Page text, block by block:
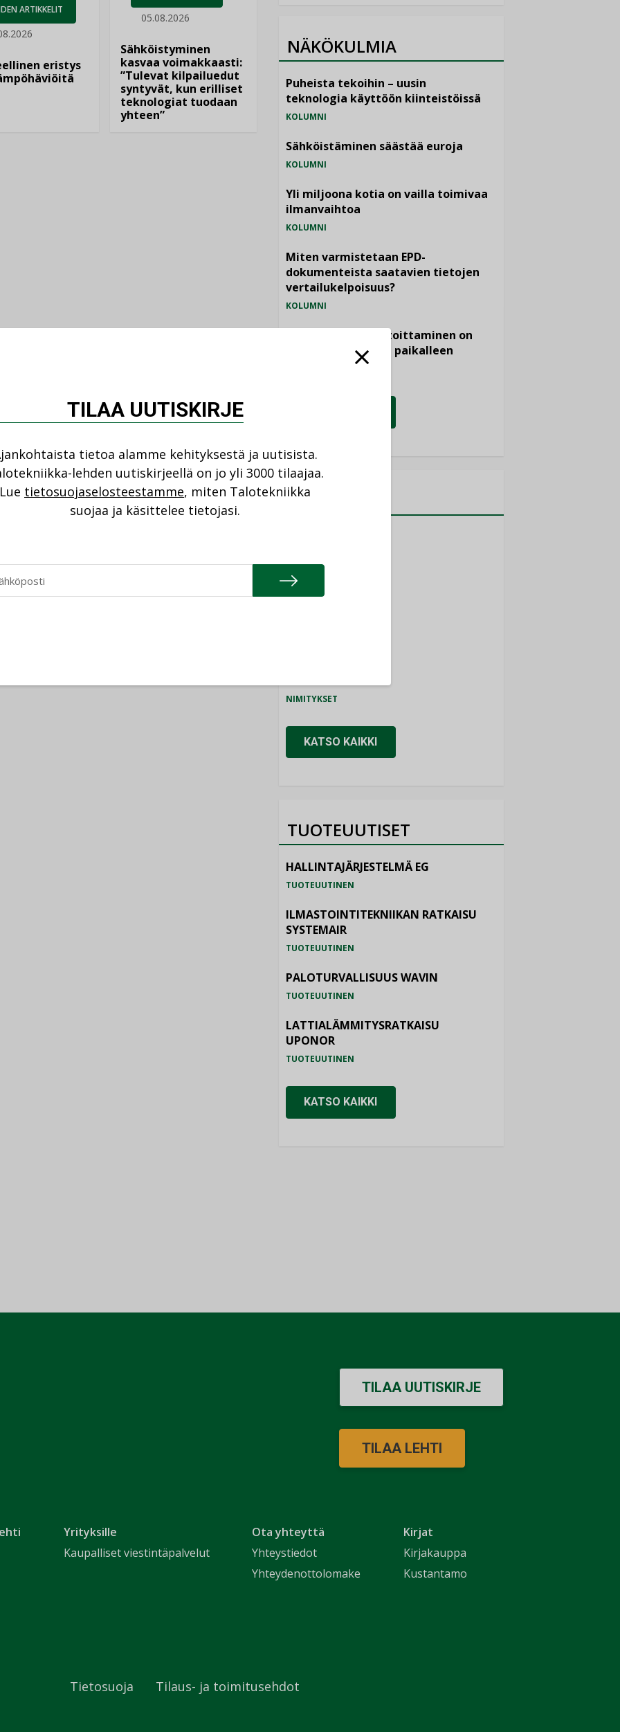
ARTIKKELIT
eristys
05.08.2026
Sähköistyminen
kasvaa voimakkaasti:
”Tulevat kilpailuedut
syntyvät, kun erilliset
teknologiat tuodaan
yhteen”
NÄKÖKULMIA
Puheista tekoihin – uusin
teknologia käyttöön kiinteistöissä
KOLUMNI
Sähköistäminen säästää euroja
KOLUMNI
Yli miljoona kotia on vailla toimivaa
ilmanvaihtoa
KOLUMNI
Miten varmistetaan EPD-
dokumenteista saatavien tietojen
vertailukelpoisuus?
KOLUMNI
Vesi- ja viemärimitoittaminen on
jämähtänyt ajassa paikalleen
NIMITYKSET
Refair
NIMITYKSET
KATSO KAIKKI
TUOTEUUTISET
HALLINTAJÄRJESTELMÄ EG
TUOTEUUTINEN
ILMASTOINTITEKNIIKAN RATKAISU
SYSTEMAIR
TUOTEUUTINEN
PALOTURVALLISUUS WAVIN
TUOTEUUTINEN
LATTIALÄMMITYSRATKAISU
UPONOR
TUOTEUUTINEN
KATSO KAIKKI
Yrityksille
Kaupalliset viestintäpalvelut
Ota yhteyttä
Yhteystiedot
Yhteydenottolomake
Kirjat
Kirjakauppa
Kustantamo
TILAA UUTISKIRJE
TILAA LEHTI
Tietosuoja Tilaus- ja toimitusehdot
TILAA UUTISKIRJE
tietoa alamme kehityksestä ja uutisista.
lehden uutiskirjeellä on jo yli 3000 tilaajaa.
Lue tietosuojaselosteestamme, miten Talotekniikka
suojaa ja käsittelee tietojasi.